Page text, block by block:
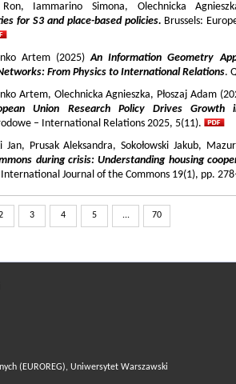
Ron, Iammarino Simona, Olechnicka
for S3 and place-based policies. Brussels:
Artem (2025)An Information Geometry
From Physics to International Relations.
Artem, Olechnicka Agnieszka, Płoszaj Adam
Union Research Policy Drives Growth
– International Relations 2025, 5(11).
Jan, Prusak Aleksandra, Sokołowski Jakub,
during crisis: Understanding housing
Journal of the Commons 19(1), pp.
3 4 5 ... 70
(EUROREG), Uniwersytet Warszawski